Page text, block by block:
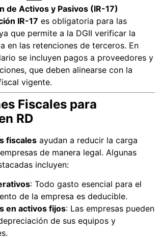
de Activos y Pasivos (IR-17)
IR-17 es obligatoria para las
que permite a la DGII verificar la
en las retenciones de terceros. En
se incluyen pagos a proveedores y
que deben alinearse con la
vigente.
Fiscales para
RD
fiscales ayudan a reducir la carga
de manera legal. Algunas
incluyen:
: Todo gasto esencial para el
de la empresa es deducible.
en activos fijos: Las empresas pueden
de sus equipos y